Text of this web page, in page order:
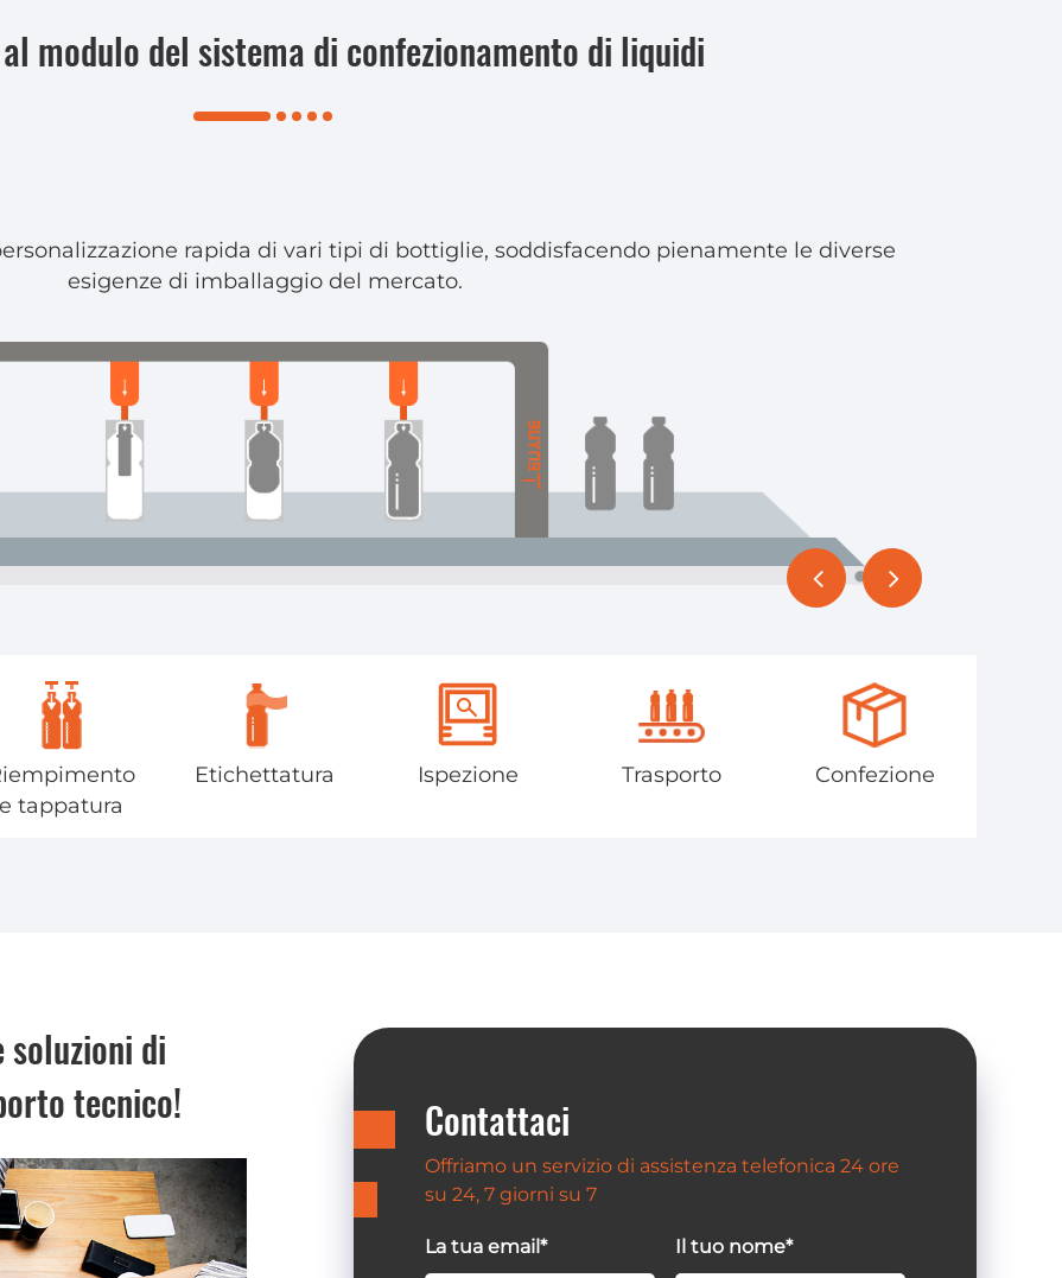
al modulo del sistema di confezionamento di liquidi
rapida di vari tipi di bottiglie, soddisfacendo pienamente le diverse
esigenze di imballaggio del mercato.
e tappatura
Etichettatura Ispezione Trasporto Confezione
di
tecnico!
Contattaci
Offriamo un servizio di assistenza telefonica 24 ore
su 24, 7 giorni su 7
La tua email* Il tuo nome*